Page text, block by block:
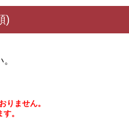
)
りません。
。